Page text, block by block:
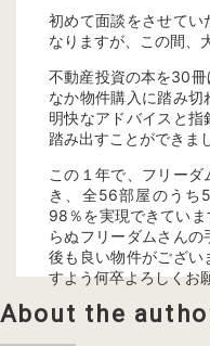
初めて面談をさせてい
なりますが、この間、
不動産投資の本を30
なか物件購入に踏み切
明快なアドバイスと
踏み出すことができま
この１年で、フリー
き、全56部屋のうち
98％を実現できてい
らぬフリーダムさん
後も良い物件がござい
すよう何卒よろしくお
About the